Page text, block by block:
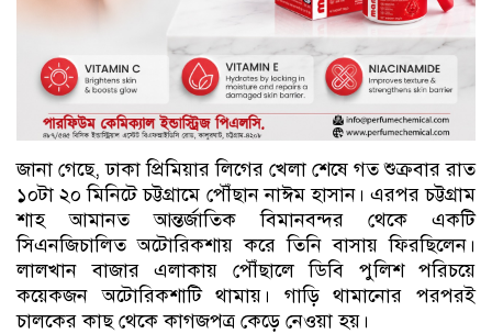
জানা গেছে, ঢাকা প্রিমিয়ার লিগের খেলা শেষে গত শুক্রবার রাত
১০টা ২০ মিনিটে চট্টগ্রামে পৌঁছান নাঈম হাসান। এরপর চট্টগ্রাম
শাহ আমানত আন্তর্জাতিক বিমানবন্দর থেকে একটি
সিএনজিচালিত অটোরিকশায় করে তিনি বাসায় ফিরছিলেন।
লালখান বাজার এলাকায় পৌঁছালে ডিবি পুলিশ পরিচয়ে
কয়েকজন অটোরিকশাটি থামায়। গাড়ি থামানোর পরপরই
চালকের কাছ থেকে কাগজপত্র কেড়ে নেওয়া হয়।